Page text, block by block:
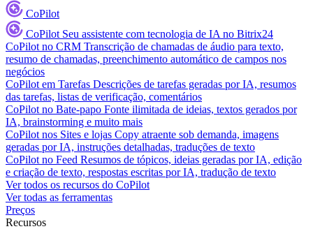
CoPilot
CoPilot Seu assistente com tecnologia de IA no Bitrix24
CoPilot no CRM Transcrição de chamadas de áudio para texto,
resumo de chamadas, preenchimento automático de campos nos
negócios
CoPilot em Tarefas Descrições de tarefas geradas por IA, resumos
das tarefas, listas de verificação, comentários
CoPilot no Bate-papo Fonte ilimitada de ideias, textos gerados por
IA, brainstorming e muito mais
CoPilot nos Sites e lojas Copy atraente sob demanda, imagens
geradas por IA, instruções detalhadas, traduções de texto
CoPilot no Feed Resumos de tópicos, ideias geradas por IA, edição
e criação de texto, respostas escritas por IA, tradução de texto
Ver todos os recursos do CoPilot
Ver todas as ferramentas
Preços
Recursos